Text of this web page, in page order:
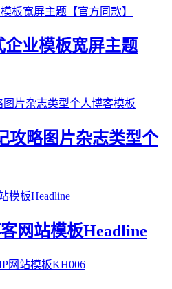
业模板宽屏主题
攻略图片杂志类型个
网站模板Headline